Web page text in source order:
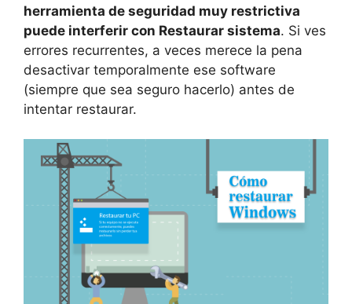
herramienta de seguridad muy restrictiva
puede interferir con Restaurar sistema. Si ves
errores recurrentes, a veces merece la pena
desactivar temporalmente ese software
(siempre que sea seguro hacerlo) antes de
intentar restaurar.